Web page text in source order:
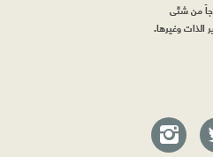
من شتّى
الذات وغيرها.